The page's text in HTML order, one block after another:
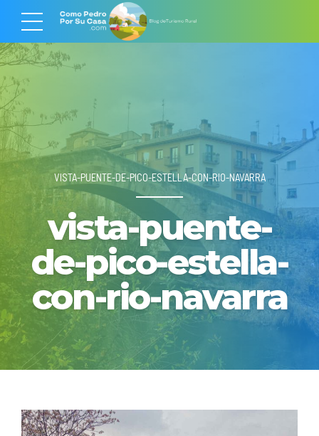
VISTA-PUENTE-DE-PICO-ESTELLA-CON-RIO-NAVARRA
vista-puente-
de-pico-estella-
con-rio-navarra